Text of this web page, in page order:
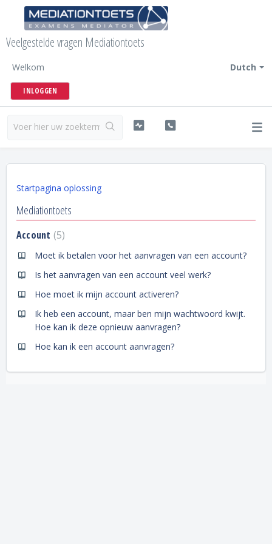
Veelgestelde vragen Mediationtoets
Dutch
Welkom
INLOGGEN
Startpagina oplossing
Mediationtoets
Account 5
Moet ik betalen voor het aanvragen van een account?
Is het aanvragen van een account veel werk?
Hoe moet ik mijn account activeren?
Ik heb een account, maar ben mijn wachtwoord kwijt.
Hoe kan ik deze opnieuw aanvragen?
Hoe kan ik een account aanvragen?